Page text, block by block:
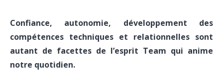
Confiance, autonomie, développement des
compétences techniques et relationnelles sont
autant de facettes de l’esprit Team qui anime
notre quotidien.